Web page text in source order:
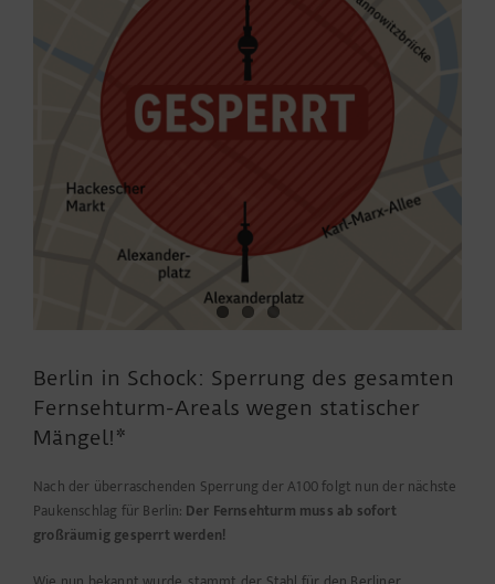
Berlin in Schock: Sperrung des gesamten
Fernsehturm-Areals wegen statischer
Mängel!*
Nach der überraschenden Sperrung der A100 folgt nun der nächste
Paukenschlag für Berlin: Der Fernsehturm muss ab sofort
großräumig gesperrt werden!